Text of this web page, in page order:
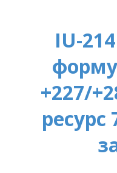
IU-
+227/
ресурс